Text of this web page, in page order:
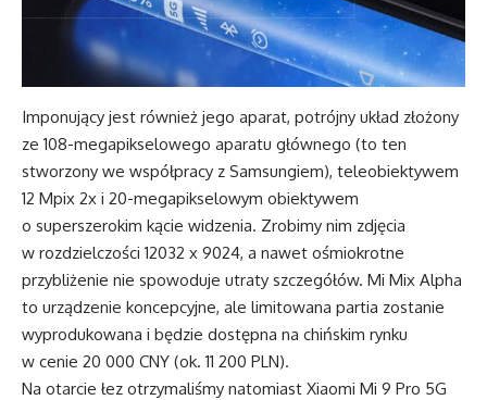
Imponujący jest również jego aparat, potrójny układ złożony
ze 108-megapikselowego aparatu głównego (to ten
stworzony we współpracy z Samsungiem), teleobiektywem
12 Mpix 2x i 20-megapikselowym obiektywem
o superszerokim kącie widzenia. Zrobimy nim zdjęcia
w rozdzielczości 12032 x 9024, a nawet ośmiokrotne
przybliżenie nie spowoduje utraty szczegółów. Mi Mix Alpha
to urządzenie koncepcyjne, ale limitowana partia zostanie
wyprodukowana i będzie dostępna na chińskim rynku
w cenie 20 000 CNY (ok. 11 200 PLN).
Na otarcie łez otrzymaliśmy natomiast Xiaomi Mi 9 Pro 5G